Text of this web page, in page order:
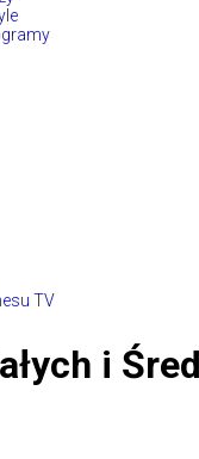
TV
i